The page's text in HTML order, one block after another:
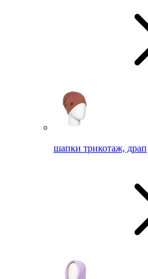
шапки трикотаж, драп